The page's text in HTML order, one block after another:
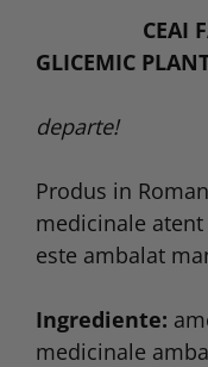
CEAI
GLICEMIC
departe!
Produs in
medicinale
este ambalat
Ingrediente:
medicinale